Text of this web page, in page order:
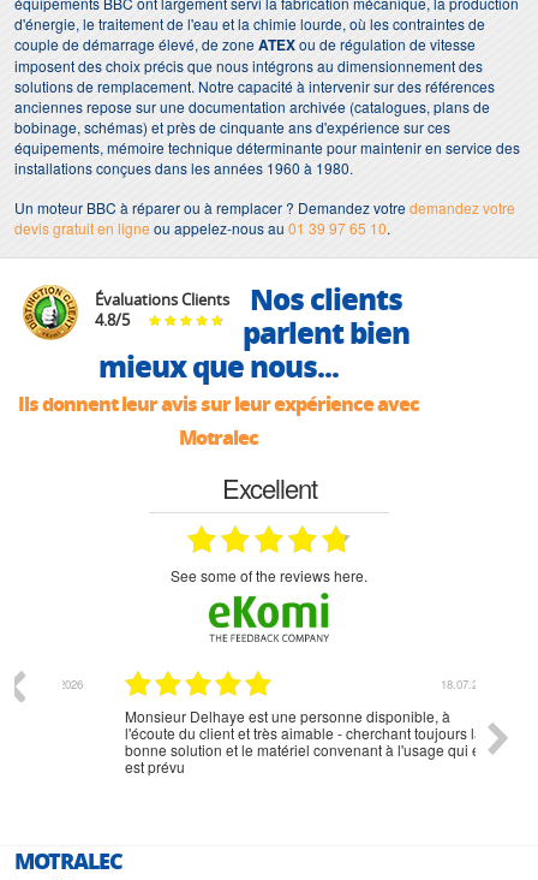
d'énergie, le traitement de l'eau et la chimie lourde, où les contraintes de
couple de démarrage élevé, de zoneATEXou de régulation de vitesse
imposent des choix précis que nous intégrons au dimensionnement des
solutions de remplacement. Notre capacité à intervenir sur des références
anciennes repose sur une documentation archivée (catalogues, plans de
bobinage, schémas) et près de cinquante ans d'expérience sur ces
équipements, mémoire technique déterminante pour maintenir en service des
installations conçues dans les années 1960 à 1980.
Un moteur BBC à réparer ou à remplacer ? Demandez votredemandez votre
devis gratuit en ligne ou appelez-nous au 01 39 97 65 10.
Évaluations Clients
4.8/5
Nos clients
parlent bien
mieux que nous...
Ils donnent leur avis sur leur expérience avec
Motralec
Excellent
see some of the reviews here.
18.07.2026
Monsieur Delhaye est une personne disponible, à
l'écoute du client et très aimable - cherchant toujours la
bonne solution et le matériel convenant à l'usage qui en
est prévu
MOTRALEC